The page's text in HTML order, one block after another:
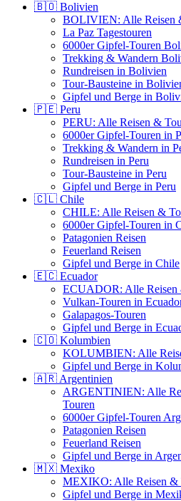
🇧🇴 Bolivien
BOLIVIEN: Alle Reisen
La Paz Tagestouren
6000er Gipfel-Touren
Trekking & Wandern
Rundreisen in Bolivien
Tour-Bausteine in
Gipfel und Berge in
🇵🇪 Peru
PERU: Alle Reisen &
6000er Gipfel-Touren in
Trekking & Wandern in
Rundreisen in Peru
Tour-Bausteine in Peru
Gipfel und Berge in Peru
🇨🇱 Chile
CHILE: Alle Reisen &
6000er Gipfel-Touren in
Patagonien Reisen
Feuerland Reisen
Gipfel und Berge in Chile
🇪🇨 Ecuador
ECUADOR: Alle Reisen
Vulkan-Touren in
Galapagos-Touren
Gipfel und Berge in
🇨🇴 Kolumbien
KOLUMBIEN: Alle
Gipfel und Berge in
🇦🇷 Argentinien
ARGENTINIEN: Alle
Touren
6000er Gipfel-Touren
Patagonien Reisen
Feuerland Reisen
Gipfel und Berge in
🇲🇽 Mexiko
MEXIKO: Alle Reisen &
Gipfel und Berge in